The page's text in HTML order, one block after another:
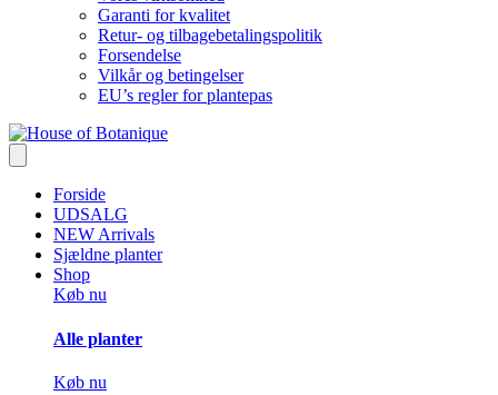
Garanti for kvalitet
Retur- og tilbagebetalingspolitik
Forsendelse
Vilkår og betingelser
EU’s regler for plantepas
Forside
UDSALG
NEW Arrivals
Sjældne planter
Shop
Køb nu
Alle planter
Køb nu